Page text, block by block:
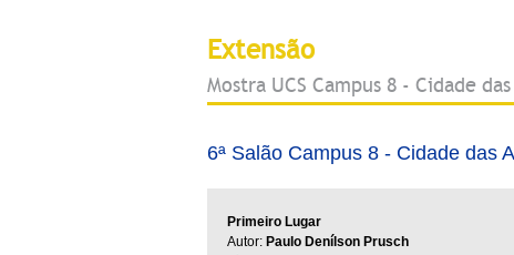
Extensão
Mostra UCS Campus 8 - Cidade
6ª Salão Campus 8 - Cidade das
Primeiro Lugar
Autor: Paulo Denílson Prusch